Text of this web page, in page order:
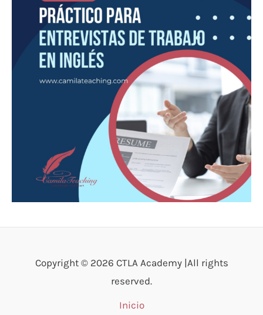
Copyright © 2026 CTLA Academy |All rights
reserved.
Inicio